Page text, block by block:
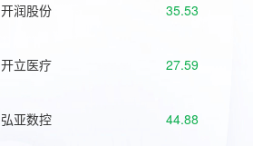
开润股份 35.53
开立医疗 27.59
弘亚数控 44.88